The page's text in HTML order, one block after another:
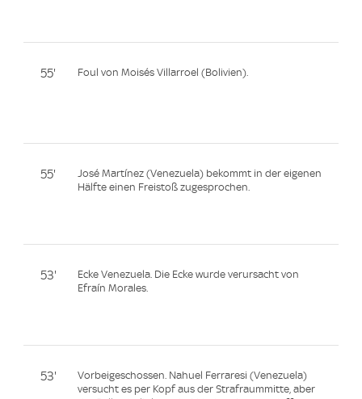
55' Foul von Moisés Villarroel (Bolivien).
55'
José Martínez (Venezuela) bekommt in der eigenen
Hälfte einen Freistoß zugesprochen.
53'
Ecke Venezuela. Die Ecke wurde verursacht von
Efraín Morales.
53'
Vorbeigeschossen. Nahuel Ferraresi (Venezuela)
versucht es per Kopf aus der Strafraummitte, aber